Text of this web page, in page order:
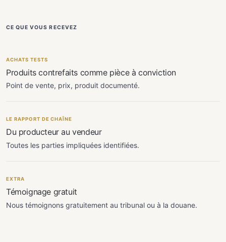
CE QUE VOUS RECEVEZ
ACHATS TESTS
Produits contrefaits comme pièce à conviction
Point de vente, prix, produit documenté.
LE RAPPORT DE CHAÎNE
Du producteur au vendeur
Toutes les parties impliquées identifiées.
EXTRA
Témoignage gratuit
Nous témoignons gratuitement au tribunal ou à la douane.